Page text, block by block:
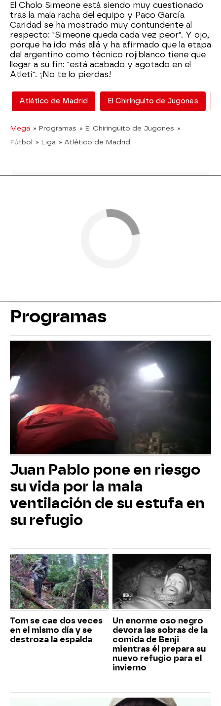
El Cholo Simeone está siendo muy cuestionado
tras la mala racha del equipo y Paco García
Caridad se ha mostrado muy contundente al
respecto: "Simeone queda cada vez peor". Y ojo,
porque ha ido más allá y ha afirmado que la etapa
del argentino como técnico rojiblanco tiene que
llegar a su fin: "está acabado y agotado en el
Atleti". ¡No te lo pierdas!
Atlético de Madrid El Chiringuito de Jugones
Mega » Programas » El Chiringuito de Jugones »
Fútbol » Liga » Atlético de Madrid
Programas
Juan Pablo pone en riesgo
su vida por la mala
ventilación de su estufa en
su refugio
Tom se cae dos veces
en el mismo día y se
destroza la espalda
Un enorme oso negro
devora las sobras de la
comida de Benji
mientras él prepara su
nuevo refugio para el
invierno